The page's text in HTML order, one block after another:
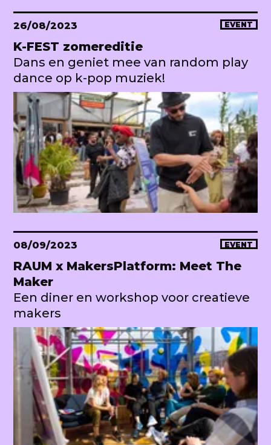
26/08/2023 EVENT
K-FEST zomereditie
Dans en geniet mee van random play
dance op k-pop muziek!
08/09/2023 EVENT
RAUM x MakersPlatform: Meet The
Maker
Een diner en workshop voor creatieve
makers